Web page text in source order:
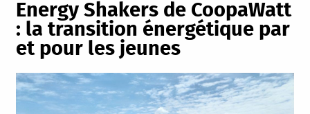
Energy Shakers de CoopaWatt
: la transition énergétique par
et pour les jeunes